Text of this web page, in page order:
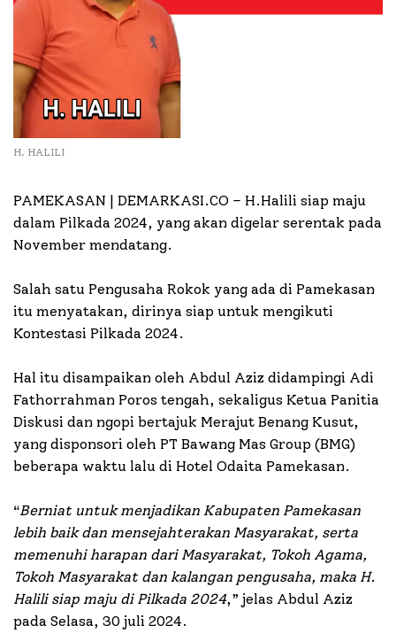
H. HALILI
PAMEKASAN | DEMARKASI.CO – H.Halili siap maju
dalam Pilkada 2024, yang akan digelar serentak pada
November mendatang.
Salah satu Pengusaha Rokok yang ada di Pamekasan
itu menyatakan, dirinya siap untuk mengikuti
Kontestasi Pilkada 2024.
Hal itu disampaikan oleh Abdul Aziz didampingi Adi
Fathorrahman Poros tengah, sekaligus Ketua Panitia
Diskusi dan ngopi bertajuk Merajut Benang Kusut,
yang disponsori oleh PT Bawang Mas Group (BMG)
beberapa waktu lalu di Hotel Odaita Pamekasan.
“Berniat untuk menjadikan Kabupaten Pamekasan
lebih baik dan mensejahterakan Masyarakat, serta
memenuhi harapan dari Masyarakat, Tokoh Agama,
Tokoh Masyarakat dan kalangan pengusaha, maka H.
Halili siap maju di Pilkada 2024,” jelas Abdul Aziz
pada Selasa, 30 juli 2024.